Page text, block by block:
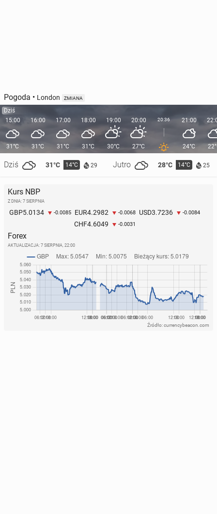
Pogoda • London ZMIANA
Dziś
15:00
31°C
Dziś 31°C 14°C 29 Jutro 28°C 14°C 25
16:00
31°C
17:00
31°C
18:00
31°C
19:00
30°C
20:00
27°C
20:36 21:00
24°C
Kurs NBP
Z DNIA: 7 SIERPNIA
GBP5.0134 -0.0085 EUR4.2982 -0.0068 USD3.7236 -0.0084
CHF4.6049 -0.0031
Forex
AKTUALIZACJA: 7 SIERPNIA, 22:00
Źródło: currencybeacon.com